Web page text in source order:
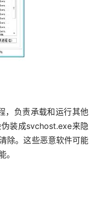
，负责承载和运行其他
装成svchost.exe来隐
除。这些恶意软件可能
。